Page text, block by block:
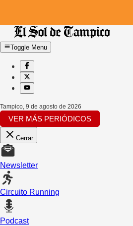
Toggle Menu
Tampico, 9 de agosto de 2026
VER MÁS PERIÓDICOS
Cerrar
Newsletter
Circuito Running
Podcast